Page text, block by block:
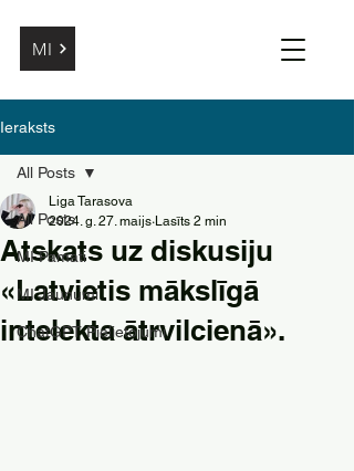
MI
Ieraksts
All Posts
MI Pamati
MI Jaunumi
ChatGPT Pielietojumi
All Posts
Atskats uz diskusiju
«Latvietis mākslīgā
intelekta ātrvilcienā».
Liga Tarasova
2024. g. 27. maijs Lasīts 2 min